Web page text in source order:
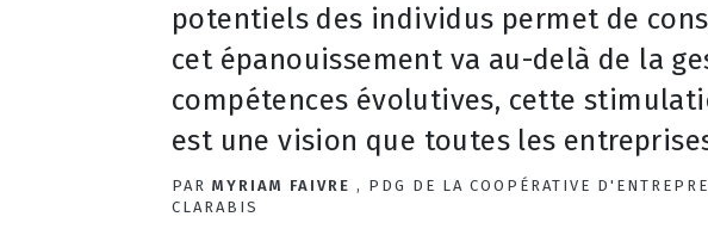
potentiels des individus permet de
cet épanouissement va au-delà de la
compétences évolutives, cette
est une vision que toutes les
PAR MYRIAM FAIVRE , PDG DE LA COOPÉRATIVE
CLARABIS